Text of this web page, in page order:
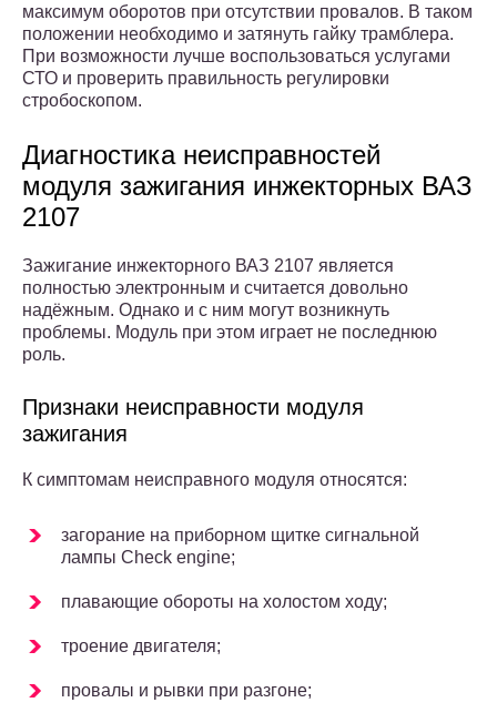
максимум оборотов при отсутствии провалов. В таком
положении необходимо и затянуть гайку трамблера.
При возможности лучше воспользоваться услугами
СТО и проверить правильность регулировки
стробоскопом.
Диагностика неисправностей
модуля зажигания инжекторных ВАЗ
2107
Зажигание инжекторного ВАЗ 2107 является
полностью электронным и считается довольно
надёжным. Однако и с ним могут возникнуть
проблемы. Модуль при этом играет не последнюю
роль.
Признаки неисправности модуля
зажигания
К симптомам неисправного модуля относятся:
загорание на приборном щитке сигнальной
лампы Check engine;
плавающие обороты на холостом ходу;
троение двигателя;
провалы и рывки при разгоне;